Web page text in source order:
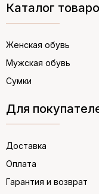
Каталог
Женская обувь
Мужская обувь
Сумки
Для
Доставка
Оплата
Гарантия и возврат